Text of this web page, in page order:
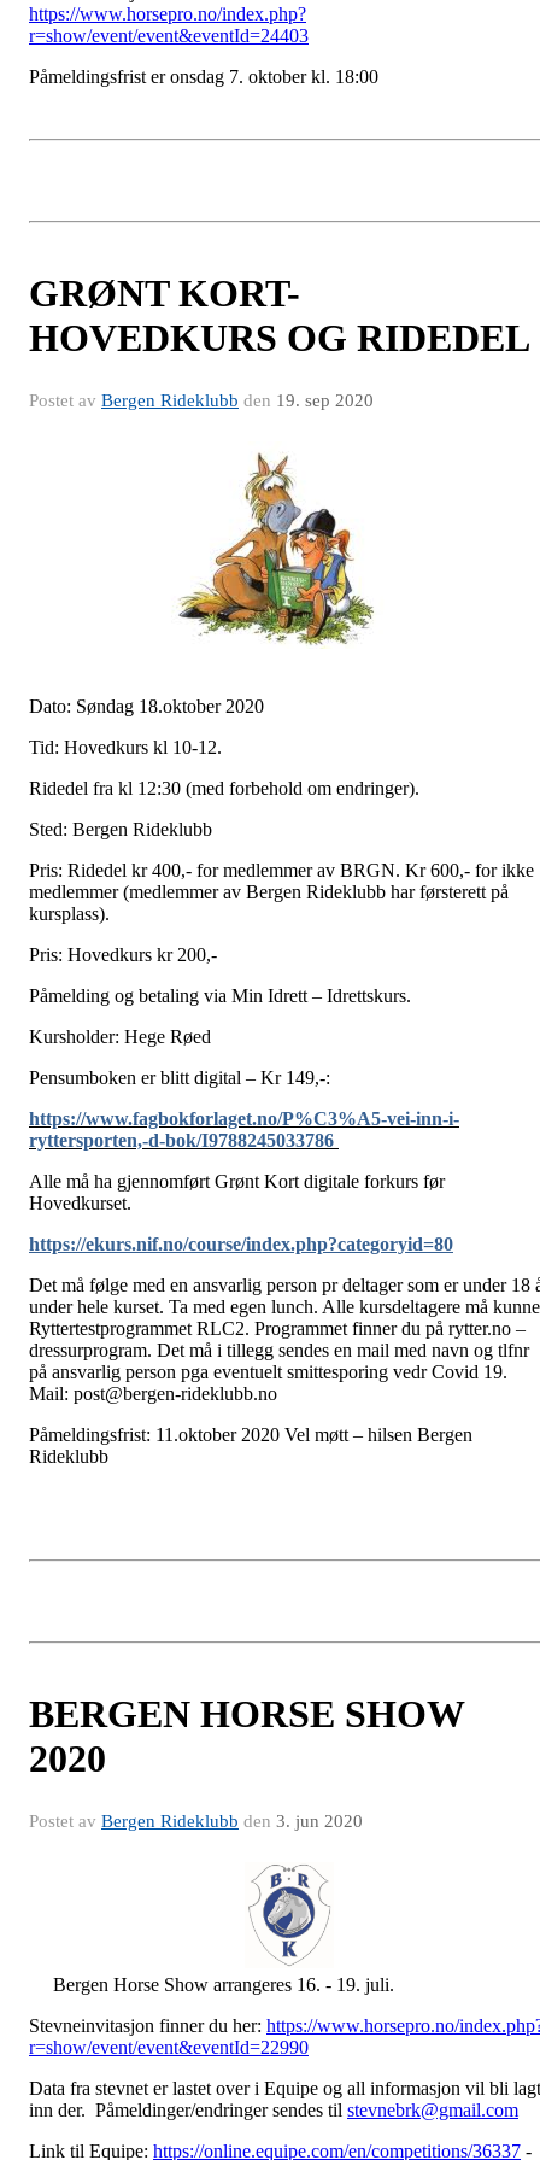
https://www.horsepro.no/index.php?
r=show/event/event&eventId=24403
Påmeldingsfrist er onsdag 7. oktober kl. 18:00
GRØNT KORT-
HOVEDKURS OG RIDEDEL
Postet av Bergen Rideklubb den 19. sep 2020
Dato: Søndag 18.oktober 2020
Tid: Hovedkurs kl 10-12.
Ridedel fra kl 12:30 (med forbehold om endringer).
Sted: Bergen Rideklubb
Pris: Ridedel kr 400,- for medlemmer av BRGN. Kr 600,- for ikke
medlemmer (medlemmer av Bergen Rideklubb har førsterett på
kursplass).
Pris: Hovedkurs kr 200,-
Påmelding og betaling via Min Idrett – Idrettskurs.
Kursholder: Hege Røed
Pensumboken er blitt digital – Kr 149,-:
https://www.fagbokforlaget.no/P%C3%A5-vei-inn-i-
ryttersporten,-d-bok/I9788245033786
Alle må ha gjennomført Grønt Kort digitale forkurs før
Hovedkurset.
https://ekurs.nif.no/course/index.php?categoryid=80
Det må følge med en ansvarlig person pr deltager som er under 18
under hele kurset. Ta med egen lunch. Alle kursdeltagere må kunne
Ryttertestprogrammet RLC2. Programmet finner du på rytter.no –
dressurprogram. Det må i tillegg sendes en mail med navn og tlfnr
på ansvarlig person pga eventuelt smittesporing vedr Covid 19.
Mail: post@bergen-rideklubb.no
Påmeldingsfrist: 11.oktober 2020 Vel møtt – hilsen Bergen
Rideklubb
BERGEN HORSE SHOW
2020
Postet av Bergen Rideklubb den 3. jun 2020
Bergen Horse Show arrangeres 16. - 19. juli.
Stevneinvitasjon finner du her: https://www.horsepro.no/
r=show/event/event&eventId=22990
Data fra stevnet er lastet over i Equipe og all informasjon vil bli lagt
inn der. Påmeldinger/endringer sendes til stevnebrk@gmail.com
Link til Equipe: https://online.equipe.com/en/competitions/36337 -